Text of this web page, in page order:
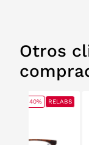
Otros
40% RELABS